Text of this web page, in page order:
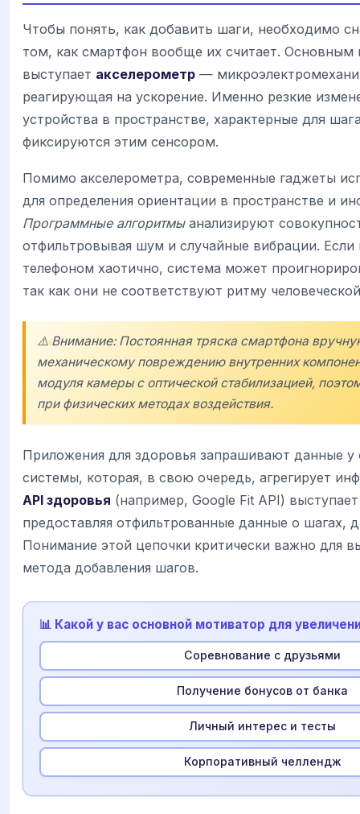
Чтобы понять, как добавить шаги, необходимо
том, как смартфон вообще их считает. Основным
выступает акселерометр —
реагирующая на ускорение. Именно резкие
устройства в пространстве, характерные для
фиксируются этим сенсором.
Помимо акселерометра, современные гаджеты
для определения ориентации в пространстве и
Программные алгоритмыанализируют
отфильтровывая шум и случайные вибрации. Если
телефоном хаотично, система может
так как они не соответствуют ритму
⚠️ Внимание: Постоянная тряска смартфона
механическому повреждению внутренних
модуля камеры с оптической стабилизацией,
при физических методах воздействия.
Приложения для здоровья запрашивают данные у
системы, которая, в свою очередь, агрегирует
API здоровья (например, Google Fit API)
предоставляя отфильтрованные данные о шагах,
Понимание этой цепочки критически важно для
метода добавления шагов.
📊 Какой у вас основной мотиватор для
Соревнование с друзьями
Получение бонусов от банка
Личный интерес и тесты
Корпоративный челлендж